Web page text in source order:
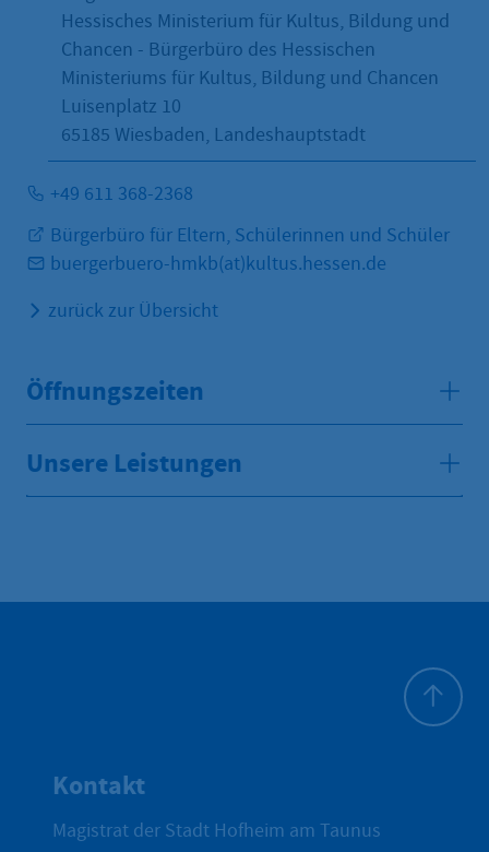
Hessisches Ministerium für Kultus, Bildung und
Chancen - Bürgerbüro des Hessischen
Ministeriums für Kultus, Bildung und Chancen
Luisenplatz 10
65185 Wiesbaden, Landeshauptstadt
+49 611 368-2368
Bürgerbüro für Eltern, Schülerinnen und Schüler
buergerbuero-hmkb(at)kultus.hessen.de
zurück zur Übersicht
Öffnungszeiten
Unsere Leistungen
Kontakt
Magistrat der Stadt Hofheim am Taunus